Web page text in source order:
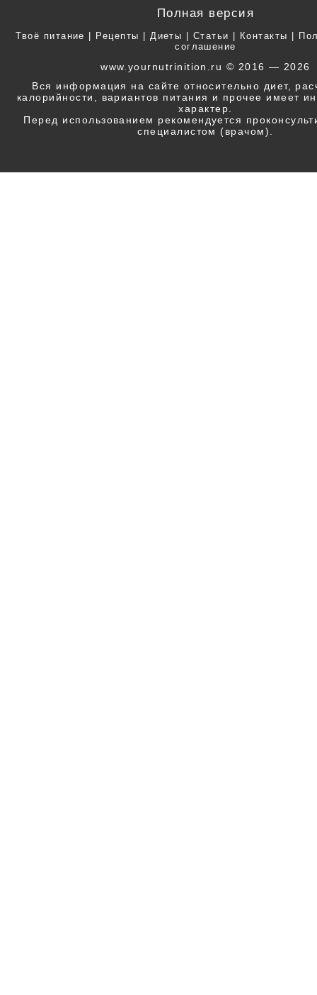
Полная версия
Твоё питание | Рецепты | Диеты | Статьи | Контакты |
соглашение
www.yournutrinition.ru © 2016 — 2026
Вся информация на сайте относительно диет,
калорийности, вариантов питания и прочее имеет
характер.
Перед использованием рекомендуется
специалистом (врачом).